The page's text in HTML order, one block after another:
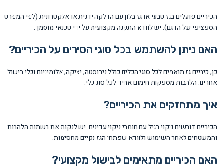
הכיריים פועלים בגז טבעי או גז בלון עם הדלקה ידנית או אלקטרונית (לפי המפרט
הספציפי של הדגם). יש לוודא התקנה מקצועית על ידי טכנאי מוסמך.
האם ניתן להשתמש בכל סוגי הסירים על הכיריים?
כן, כיריים גז תואמים לכל סוגי הכלים כולל נירוסטה, יציקה, אלומיניום וכלי בישול
אחרים. הלהבות מספקות חימום אחיד לכל סוג כלי.
איך מתחזקים את הכיריים?
הכיריים דורשים ניקוי רגיל עם חומרי ניקוי עדינים. יש לנקות את רשתות הלהבות
והמשטחים לאחר השימוש ולוודא שפתחי הגז נקיים מחסימות.
האם הכיריים מתאימים לבישול מקצועי?